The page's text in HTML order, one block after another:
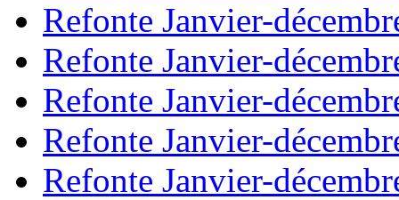
Refonte Janvier-
Refonte Janvier-
Refonte Janvier-
Refonte Janvier-
Refonte Janvier-